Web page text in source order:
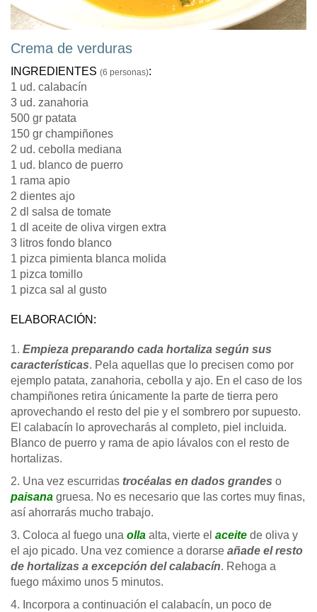
Crema de verduras
INGREDIENTES (6 personas):
1 ud. calabacín
3 ud. zanahoria
500 gr patata
150 gr champiñones
2 ud. cebolla mediana
1 ud. blanco de puerro
1 rama apio
2 dientes ajo
2 dl salsa de tomate
1 dl aceite de oliva virgen extra
3 litros fondo blanco
1 pizca pimienta blanca molida
1 pizca tomillo
1 pizca sal al gusto
ELABORACIÓN:
1. Empieza preparando cada hortaliza según sus
características. Pela aquellas que lo precisen como por
ejemplo patata, zanahoria, cebolla y ajo. En el caso de los
champiñones retira únicamente la parte de tierra pero
aprovechando el resto del pie y el sombrero por supuesto.
El calabacín lo aprovecharás al completo, piel incluida.
Blanco de puerro y rama de apio lávalos con el resto de
hortalizas.
2. Una vez escurridas trocéalas en dados grandes o
paisana gruesa. No es necesario que las cortes muy finas,
así ahorrarás mucho trabajo.
3. Coloca al fuego una olla alta, vierte el aceite de oliva y
el ajo picado. Una vez comience a dorarse añade el resto
de hortalizas a excepción del calabacín. Rehoga a
fuego máximo unos 5 minutos.
4. Incorpora a continuación el calabacín, un poco de